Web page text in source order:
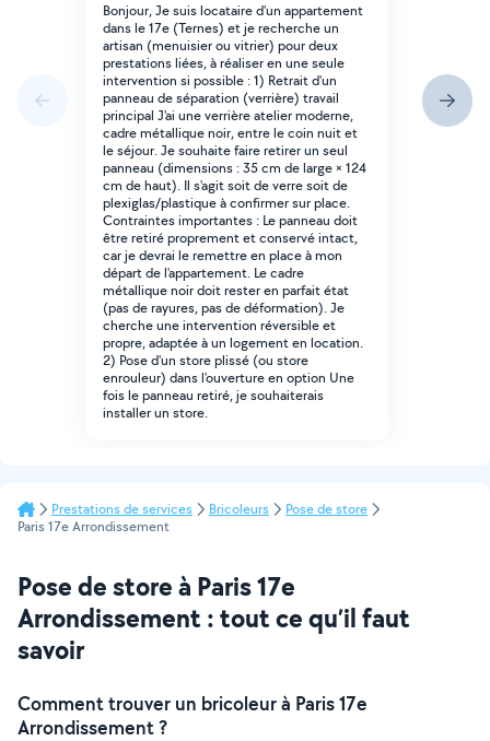
Bonjour, Je suis locataire d'un appartement
dans le 17e (Ternes) et je recherche un
artisan (menuisier ou vitrier) pour deux
prestations liées, à réaliser en une seule
intervention si possible : 1) Retrait d'un
panneau de séparation (verrière) travail
principal J'ai une verrière atelier moderne,
cadre métallique noir, entre le coin nuit et
le séjour. Je souhaite faire retirer un seul
panneau (dimensions : 35 cm de large × 124
cm de haut). Il s'agit soit de verre soit de
plexiglas/plastique à confirmer sur place.
Contraintes importantes : Le panneau doit
être retiré proprement et conservé intact,
car je devrai le remettre en place à mon
départ de l'appartement. Le cadre
métallique noir doit rester en parfait état
(pas de rayures, pas de déformation). Je
cherche une intervention réversible et
propre, adaptée à un logement en location.
2) Pose d'un store plissé (ou store
enrouleur) dans l'ouverture en option Une
fois le panneau retiré, je souhaiterais
installer un store.
Prestations de services Bricoleurs
Pose de store
Paris 17e Arrondissement
Pose de store à Paris 17e
Arrondissement : tout ce qu’il faut
savoir
Comment trouver un bricoleur à Paris 17e
Arrondissement ?